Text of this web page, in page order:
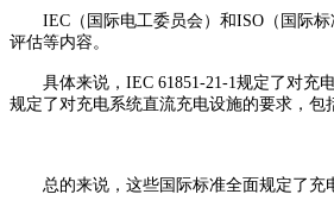
IEC（国际电工委员会）和ISO（国际标
评估等内容。
具体来说，IEC 61851-21-1规定了对充电
规定了对充电系统直流充电设施的要求，包
总的来说，这些国际标准全面规定了充电